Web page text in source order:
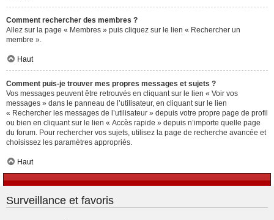
Comment rechercher des membres ?
Allez sur la page « Membres » puis cliquez sur le lien « Rechercher un
membre ».
Haut
Comment puis-je trouver mes propres messages et sujets ?
Vos messages peuvent être retrouvés en cliquant sur le lien « Voir vos
messages » dans le panneau de l’utilisateur, en cliquant sur le lien
« Rechercher les messages de l’utilisateur » depuis votre propre page de profil
ou bien en cliquant sur le lien « Accès rapide » depuis n’importe quelle page
du forum. Pour rechercher vos sujets, utilisez la page de recherche avancée et
choisissez les paramètres appropriés.
Haut
Surveillance et favoris